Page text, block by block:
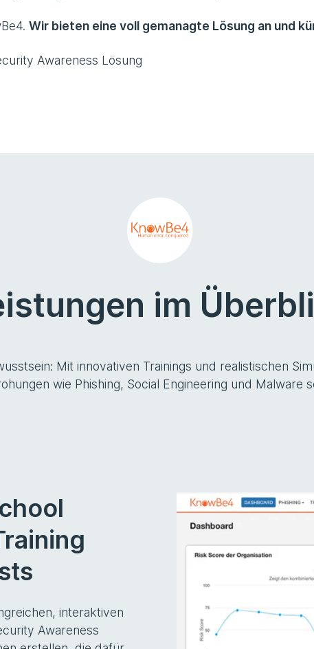
Wir bieten eine voll gemanagte Lösung an und
Awareness Lösung
im
Mit innovativen Trainings und realistischen
wie Phishing, Social Engineering und Malware
interaktiven
Awareness